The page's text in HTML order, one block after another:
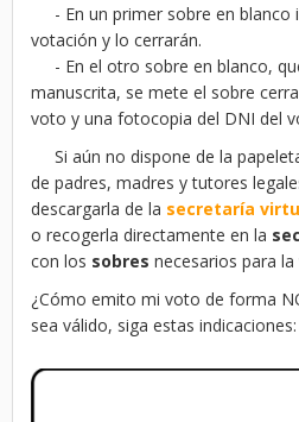
- En un primer sobre en blanco
votación y lo cerrarán.
- En el otro sobre en blanco,
manuscrita, se mete el sobre
voto y una fotocopia del DNI del
Si aún no dispone de la
de padres, madres y tutores
descargarla de la secretaría
o recogerla directamente en la
con los sobres necesarios para
¿Cómo emito mi voto de forma
sea válido, siga estas indicaciones: